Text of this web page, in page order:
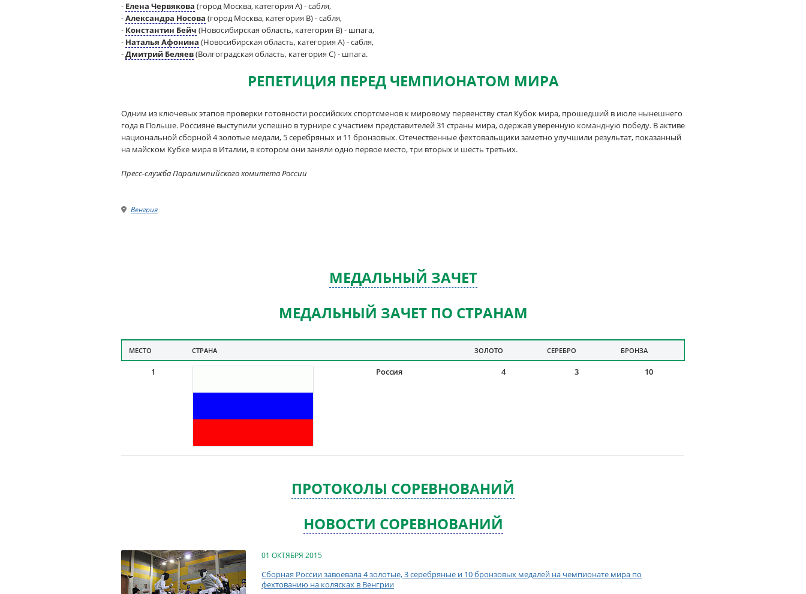
- Елена Червякова (город Москва, категория A) - сабля,
-Александра Носова (город Москва, категория B) - сабля,
- Константин Бейч (Новосибирская область, категория B) - шпага,
- Наталья Афонина (Новосибирская область, категория A) - сабля,
-Дмитрий Беляев(Волгоградская область, категория С) - шпага.
РЕПЕТИЦИЯ ПЕРЕД ЧЕМПИОНАТОМ МИРА
Одним из ключевых этапов проверки готовности российских спортсменов к мировому первенству стал Кубок мира, прошедший в июле нынешнего
года в Польше. Россияне выступили успешно в турнире с участием представителей 31 страны мира, одержав уверенную командную победу. В активе
национальной сборной 4 золотые медали, 5 серебряных и 11 бронзовых. Отечественные фехтовальщики заметно улучшили результат, показанный
на майском Кубке мира в Италии, в котором они заняли одно первое место, три вторых и шесть третьих.
Пресс-служба Паралимпийского комитета России
Венгрия
МЕДАЛЬНЫЙ ЗАЧЕТ
МЕДАЛЬНЫЙ ЗАЧЕТ ПО СТРАНАМ
МЕСТО СТРАНА ЗОЛОТО СЕРЕБРО БРОНЗА
1 Россия 4 3 10
ПРОТОКОЛЫ СОРЕВНОВАНИЙ
НОВОСТИ СОРЕВНОВАНИЙ
01 ОКТЯБРЯ 2015
Сборная России завоевала 4 золотые, 3 серебряные и 10 бронзовых медалей на чемпионате мира по
фехтованию на колясках в Венгрии